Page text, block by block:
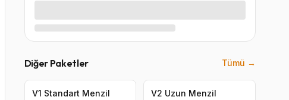
Diğer Paketler Tümü →
V1 Standart Menzil V2 Uzun Menzil